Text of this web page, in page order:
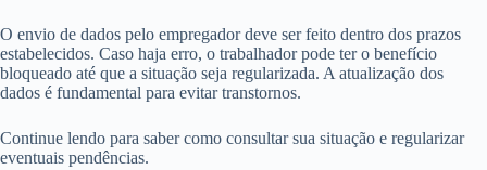
O envio de dados pelo empregador deve ser feito dentro dos prazos
estabelecidos. Caso haja erro, o trabalhador pode ter o benefício
bloqueado até que a situação seja regularizada. A atualização dos
dados é fundamental para evitar transtornos.
Continue lendo para saber como consultar sua situação e regularizar
eventuais pendências.